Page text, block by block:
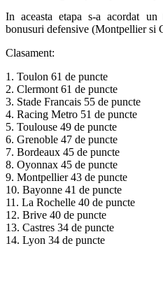
In aceasta etapa s-a acordat
bonusuri defensive (Montpellier si
Clasament:
1. Toulon 61 de puncte
2. Clermont 61 de puncte
3. Stade Francais 55 de puncte
4. Racing Metro 51 de puncte
5. Toulouse 49 de puncte
6. Grenoble 47 de puncte
7. Bordeaux 45 de puncte
8. Oyonnax 45 de puncte
9. Montpellier 43 de puncte
10. Bayonne 41 de puncte
11. La Rochelle 40 de puncte
12. Brive 40 de puncte
13. Castres 34 de puncte
14. Lyon 34 de puncte